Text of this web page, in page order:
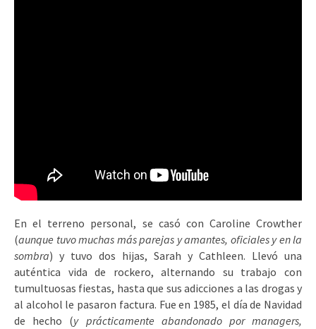
En el terreno personal, se casó con Caroline Crowther
(aunque tuvo muchas más parejas y amantes, oficiales y en la
sombra) y tuvo dos hijas, Sarah y Cathleen. Llevó una
auténtica vida de rockero, alternando su trabajo con
tumultuosas fiestas, hasta que sus adicciones a las drogas y
al alcohol le pasaron factura. Fue en 1985, el día de Navidad
de hecho (y prácticamente abandonado por managers,